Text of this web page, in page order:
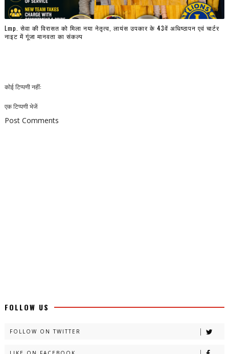
Lmp. सेवा की विरासत को मिला नया नेतृत्व, लायंस उपकार के 43वें अधिष्ठापन एवं चार्टर
नाइट में गूंजा मानवता का संकल्प
कोई टिप्पणी नहीं:
एक टिप्पणी भेजें
Post Comments
FOLLOW US
FOLLOW ON TWITTER